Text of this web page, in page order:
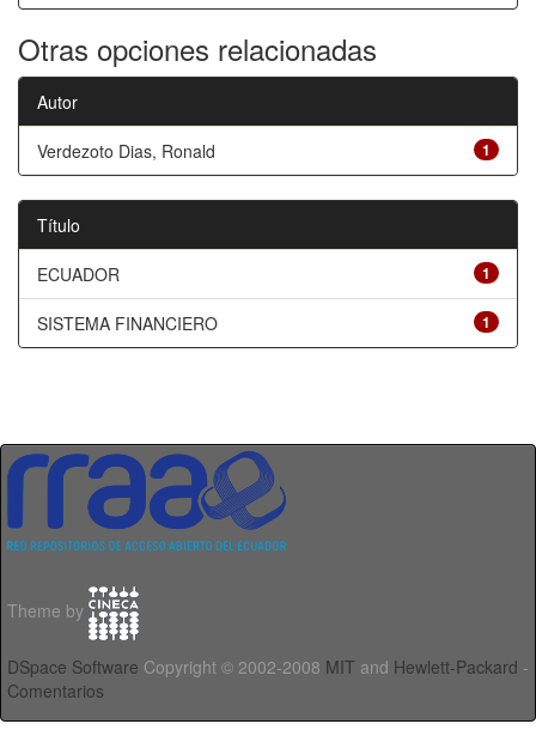
Otras opciones relacionadas
Autor
1
Verdezoto Dias, Ronald
Título
1
ECUADOR
1
SISTEMA FINANCIERO
Theme by
DSpace Software Copyright © 2002-2008 MIT and Hewlett-Packard -
Comentarios